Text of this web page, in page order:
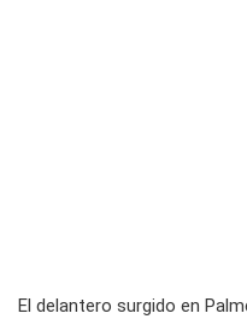
El delantero surgido en